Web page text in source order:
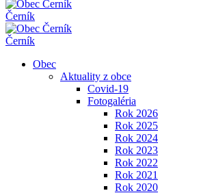
Černík
Černík
Obec
Aktuality z obce
Covid-19
Fotogaléria
Rok 2026
Rok 2025
Rok 2024
Rok 2023
Rok 2022
Rok 2021
Rok 2020